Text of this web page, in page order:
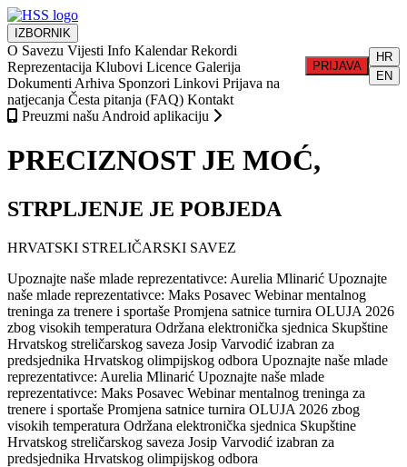
IZBORNIK
O Savezu Vijesti Info Kalendar Rekordi
Reprezentacija Klubovi Licence Galerija
Dokumenti Arhiva Sponzori Linkovi Prijava na
natjecanja Česta pitanja (FAQ) Kontakt
PRIJAVA
HR
EN
Preuzmi našu Android aplikaciju
PRECIZNOST JE MOĆ,
STRPLJENJE JE POBJEDA
HRVATSKI STRELIČARSKI SAVEZ
Upoznajte naše mlade reprezentativce: Aurelia Mlinarić Upoznajte
naše mlade reprezentativce: Maks Posavec Webinar mentalnog
treninga za trenere i sportaše Promjena satnice turnira OLUJA 2026
zbog visokih temperatura Održana elektronička sjednica Skupštine
Hrvatskog streličarskog saveza Josip Varvodić izabran za
predsjednika Hrvatskog olimpijskog odbora Upoznajte naše mlade
reprezentativce: Aurelia Mlinarić Upoznajte naše mlade
reprezentativce: Maks Posavec Webinar mentalnog treninga za
trenere i sportaše Promjena satnice turnira OLUJA 2026 zbog
visokih temperatura Održana elektronička sjednica Skupštine
Hrvatskog streličarskog saveza Josip Varvodić izabran za
predsjednika Hrvatskog olimpijskog odbora